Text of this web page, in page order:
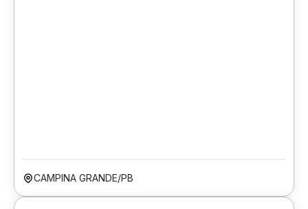
CAMPINA GRANDE/PB